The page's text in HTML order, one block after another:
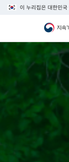
이 누리집은 대한민